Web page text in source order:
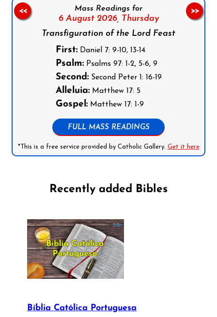
Mass Readings for
6 August 2026, Thursday
Transfiguration of the Lord Feast
First:Daniel 7: 9-10, 13-14
Psalm:Psalms 97: 1-2, 5-6, 9
Second:Second Peter 1: 16-19
Alleluia:Matthew 17: 5
Gospel:Matthew 17: 1-9
FULL MASS READINGS
*This is a free service provided by Catholic Gallery. Get it here
<< >>
Recently added Bibles
Bíblia Católica Portuguesa